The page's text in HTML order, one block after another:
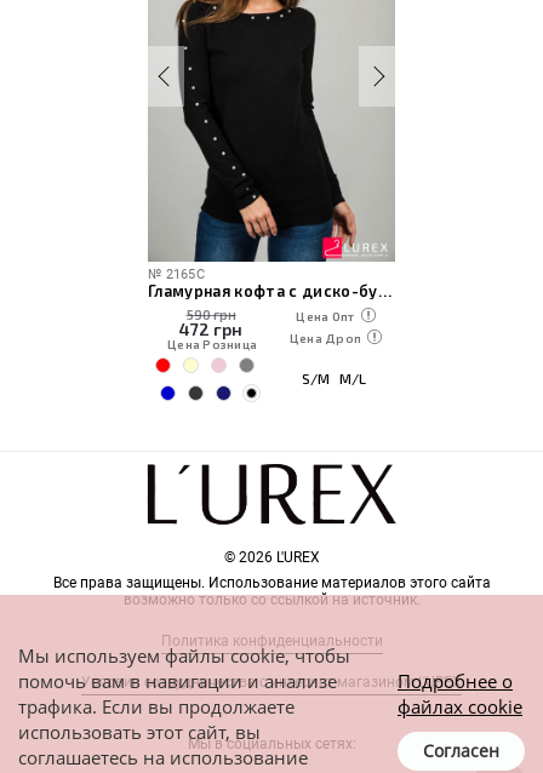
№ 2165C
Гламурная кофта с диско-бусинами
590 грн
472 грн
Цена Розница
Цена Опт
Цена Дроп
S/M M/L
© 2026 L'UREX
Все права защищены. Использование материалов этого сайта
возможно только со ссылкой на источник.
Политика конфиденциальности
Условия сотрудничества с интернет-магазином L'UREX
Мы в социальных сетях:
Мы используем файлы cookie, чтобы
помочь вам в навигации и анализе
трафика. Если вы продолжаете
использовать этот сайт, вы
соглашаетесь на использование
Подробнее о
файлах cookie
Согласен